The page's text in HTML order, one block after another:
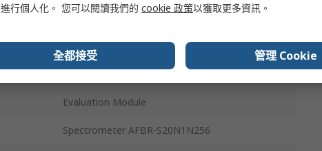
Qneo
Evaluation Module
Spectrometer AFBR-S20N1N256
行個人化。 您可以閱讀我們的 cookie 政策以獲取更多資訊。
全都接受 管理 Cookie